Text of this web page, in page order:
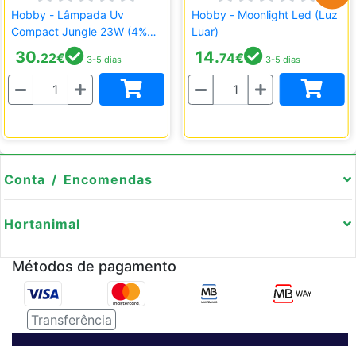
Hobby - Lâmpada Uv
Compact Jungle 23W (4%
Uv-B)
30.22€ 3-5 dias
Quantidade
Hobby - Moonlight Led (Luz
Luar)
14.74€ 3-5 dias
Quantidade
Conta / Encomendas
Hortanimal
Métodos de pagamento
Transferência